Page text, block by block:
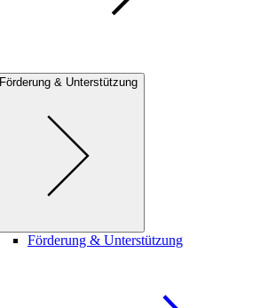
Förderung & Unterstützung
Förderung & Unterstützung